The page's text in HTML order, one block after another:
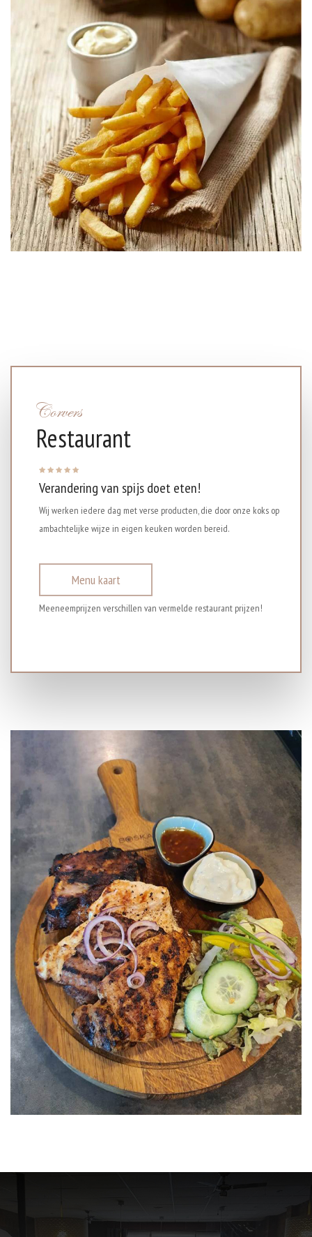
Corvers
Restaurant
Verandering van spijs doet eten!
Wij werken iedere dag met verse producten, die door onze koks op
ambachtelijke wijze in eigen keuken worden bereid.
Menu kaart
Meeneemprijzen verschillen van vermelde restaurant prijzen!